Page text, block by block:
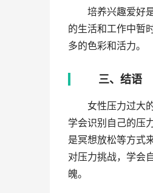
培养兴趣爱好是
的生活和工作中暂
多的色彩和活力。
三、结语
女性压力过大的
学会识别自己的压
是冥想放松等方式
对压力挑战，学会
魄。